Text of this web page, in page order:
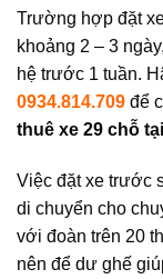
Trường hợp đặt
khoảng 2 – 3
hệ trước 1 tuần.
0934.814.709 để
thuê xe 29 chỗ
Việc đặt xe trước
di chuyển cho
với đoàn trên 20
nên để dư ghế